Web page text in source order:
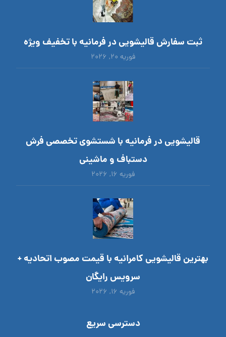
ثبت سفارش قالیشویی در فرمانیه با تخفیف ویژه
فوریه ۲۰, ۲۰۲۶
قالیشویی در فرمانیه با شستشوی تخصصی فرش
دستباف و ماشینی
فوریه ۱۶, ۲۰۲۶
بهترین قالیشویی کامرانیه با قیمت مصوب اتحادیه +
سرویس رایگان
فوریه ۱۶, ۲۰۲۶
دسترسی سریع